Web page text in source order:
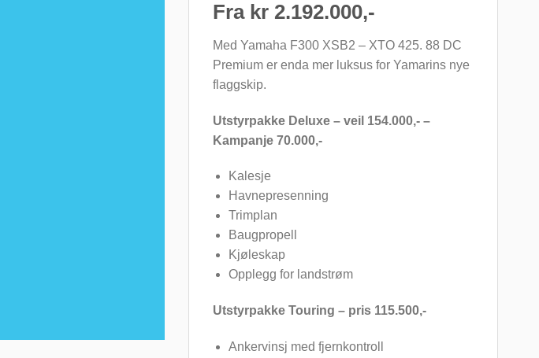
Fra kr 2.192.000,-
Med Yamaha F300 XSB2 – XTO 425. 88 DC
Premium er enda mer luksus for Yamarins nye
flaggskip.
Utstyrpakke Deluxe – veil 154.000,- –
Kampanje 70.000,-
Kalesje
Havnepresenning
Trimplan
Baugpropell
Kjøleskap
Opplegg for landstrøm
Utstyrpakke Touring – pris 115.500,-
Ankervinsj med fjernkontroll